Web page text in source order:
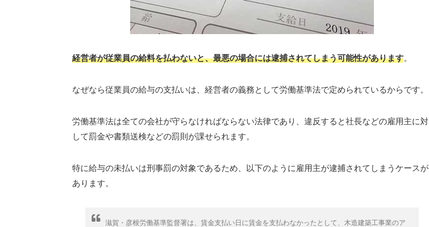
全額まとめて支払わなければならないので分割払いや天引きは認められない
毎月1回以上支払う義務がある！2ヶ月に1回などの支払いはご法度
経営者が従業員の給料を払わないと、最悪の場合には逮捕されてしまう可能性があります。
なぜなら従業員の給与の支払いは、経営者の義務として労働基準法で定められているからです。
労働基準法は全ての会社が守らなければならない法律であり、違反すると社長などの雇用主に対
して罰金や書類送検などの罰則が課せられます。
特に給与の未払いは刑事罰の対象であるため、以下のように雇用主が逮捕されてしまうケースが
あります。
滋賀・彦根労働基準監督署は、賃金支払い日に賃金を支払わなかったとして、木造建築工事業のア